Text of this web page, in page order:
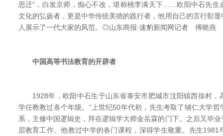
思迁”，白发京师，痴心不改，堪称桃李满天下……欧阳中石先生
文化的弘扬者，更是中华传统美德的践行者，他用自己的言行彰
人展示了一代大家的风范。◎山东商报·速豹新闻网记者 傅晓燕
中国高等书法教育的开辟者
1928年，欧阳中石生于山东省泰安市肥城市汶阳镇西徐村，
学任教教过各个年级。“上世纪50年代初，先生考取了辅仁大学
系，主修中国逻辑史，拜在逻辑学大师金岳霖的门下。之后又毕
层教育工作。他教过中学的各门课程，深得学生敬重。先生